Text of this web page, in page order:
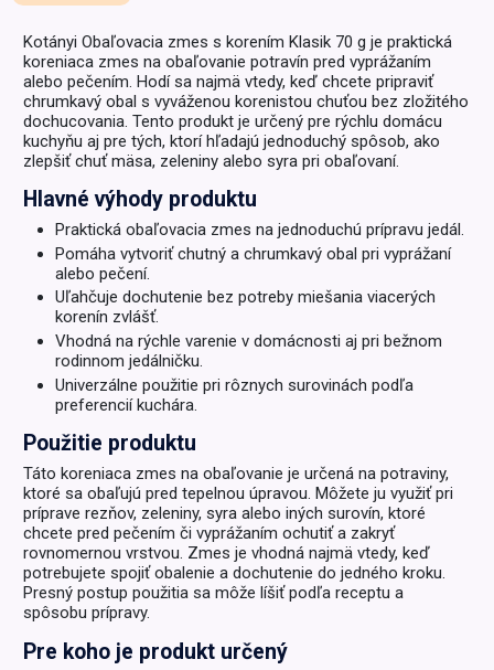
Kotányi Obaľovacia zmes s korením Klasik 70 g je praktická
koreniaca zmes na obaľovanie potravín pred vyprážaním
alebo pečením. Hodí sa najmä vtedy, keď chcete pripraviť
chrumkavý obal s vyváženou korenistou chuťou bez zložitého
dochucovania. Tento produkt je určený pre rýchlu domácu
kuchyňu aj pre tých, ktorí hľadajú jednoduchý spôsob, ako
zlepšiť chuť mäsa, zeleniny alebo syra pri obaľovaní.
Hlavné výhody produktu
Praktická obaľovacia zmes na jednoduchú prípravu jedál.
Pomáha vytvoriť chutný a chrumkavý obal pri vyprážaní
alebo pečení.
Uľahčuje dochutenie bez potreby miešania viacerých
korenín zvlášť.
Vhodná na rýchle varenie v domácnosti aj pri bežnom
rodinnom jedálničku.
Univerzálne použitie pri rôznych surovinách podľa
preferencií kuchára.
Použitie produktu
Táto koreniaca zmes na obaľovanie je určená na potraviny,
ktoré sa obaľujú pred tepelnou úpravou. Môžete ju využiť pri
príprave rezňov, zeleniny, syra alebo iných surovín, ktoré
chcete pred pečením či vyprážaním ochutiť a zakryť
rovnomernou vrstvou. Zmes je vhodná najmä vtedy, keď
potrebujete spojiť obalenie a dochutenie do jedného kroku.
Presný postup použitia sa môže líšiť podľa receptu a
spôsobu prípravy.
Pre koho je produkt určený